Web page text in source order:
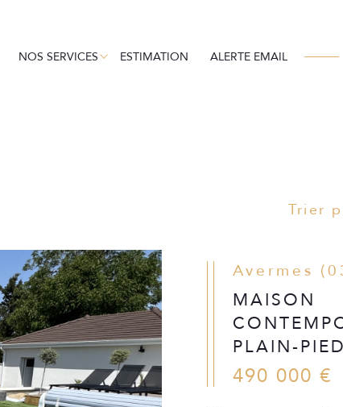
NOS SERVICES ESTIMATION ALERTE EMAIL
Trier
Avermes
MAISON
PLAIN-PIED
490 000 €